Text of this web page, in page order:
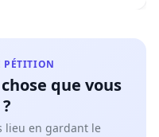
PÉTITION
que vous
lieu en gardant le